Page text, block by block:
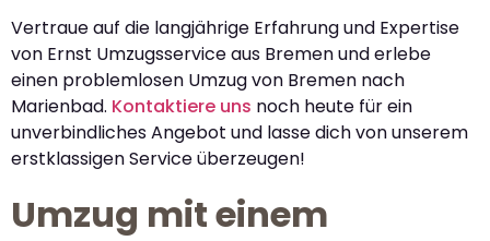
Vertraue auf die langjährige Erfahrung und Expertise
von Ernst Umzugsservice aus Bremen und erlebe
einen problemlosen Umzug von Bremen nach
Marienbad. Kontaktiere uns noch heute für ein
unverbindliches Angebot und lasse dich von unserem
erstklassigen Service überzeugen!
Umzug mit einem